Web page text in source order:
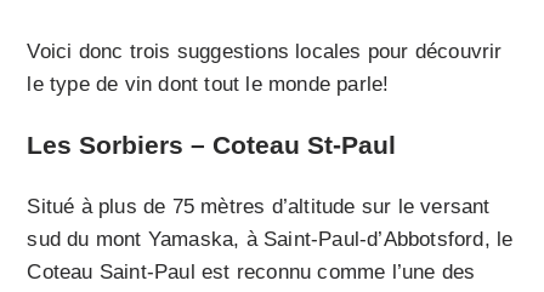
Voici donc trois suggestions locales pour découvrir
le type de vin dont tout le monde parle!
Les Sorbiers – Coteau St-Paul
Situé à plus de 75 mètres d’altitude sur le versant
sud du mont Yamaska, à Saint-Paul-d’Abbotsford, le
Coteau Saint-Paul est reconnu comme l’une des